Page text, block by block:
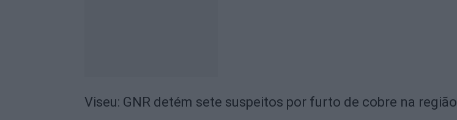
Viseu: GNR detém sete suspeitos por furto de cobre na região